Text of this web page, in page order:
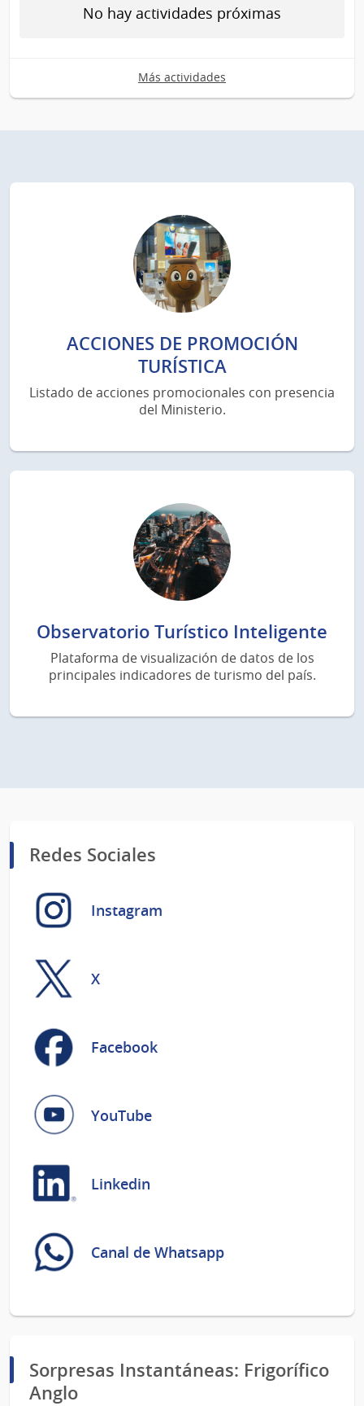
No hay actividades próximas
Más actividades
ACCIONES DE PROMOCIÓN
TURÍSTICA
Listado de acciones promocionales con presencia
del Ministerio.
Observatorio Turístico Inteligente
Plataforma de visualización de datos de los
principales indicadores de turismo del país.
Redes Sociales
Instagram
X
Facebook
YouTube
Linkedin
Canal de Whatsapp
Sorpresas Instantáneas: Frigorífico
Anglo